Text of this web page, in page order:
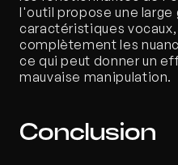
l'outil propose une
caractéristiques
complètement les
ce qui peut donner un
mauvaise manipulation.
Conclusion